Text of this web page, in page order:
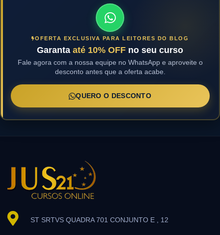
Conversa com o Professor
Cronogramas de Estudo
Cursos Jus21
Datas do Exame de Ordem
Destaque
Enquetes
Ensino Jurídico
Entrevistas
OFERTA EXCLUSIVA PARA LEITORES DO BLOG
Garanta até 10% OFF no seu curso
Fale agora com a nossa equipe no WhatsApp e aproveite o
desconto antes que a oferta acabe.
QUERO O DESCONTO
ST SRTVS QUADRA 701 CONJUNTO E , 12